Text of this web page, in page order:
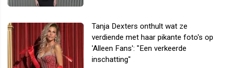
Tanja Dexters onthult wat ze
verdiende met haar pikante foto's op
'Alleen Fans': "Een verkeerde
inschatting"